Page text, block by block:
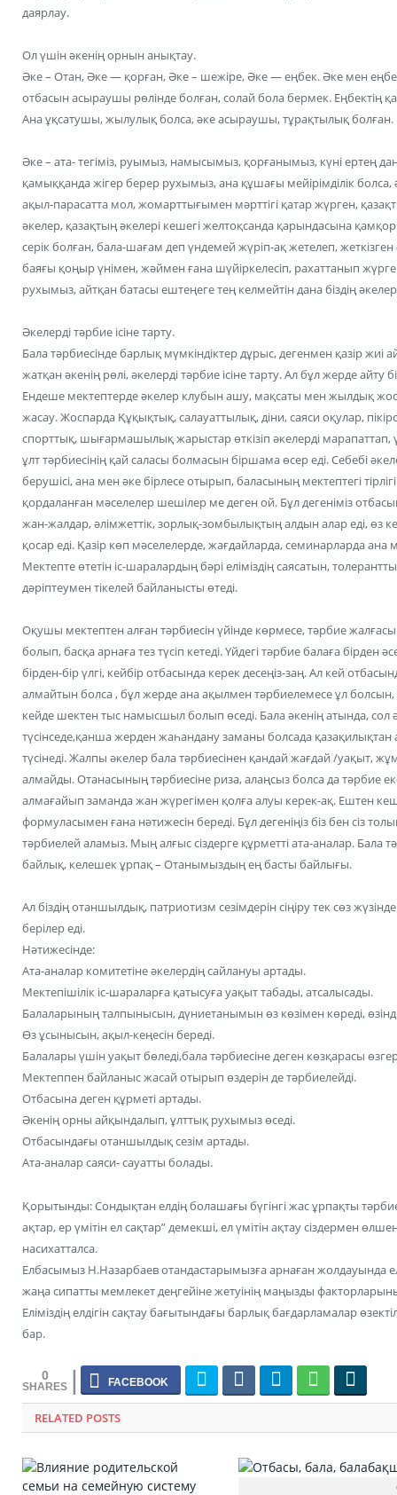
даярлау.
Ол үшін әкенің орнын анықтау.
Әке – Отан, Әке — қорған, Әке – шежіре, Әке — еңбек. Әке мен
отбасын асыраушы рөлінде болған, солай бола бермек. Еңбектің
Ана ұқсатушы, жылулық болса, әке асыраушы, тұрақтылық болған.
Әке – ата- тегіміз, руымыз, намысымыз, қорғанымыз, күні ертең
қамыққанда жігер берер рухымыз, ана құшағы мейірімділік
ақыл-парасатта мол, жомарттығымен мәрттігі қатар жүрген,
әкелер, қазақтың әкелері кешегі желтоқсанда қарындасына
серік болған, бала-шағам деп үндемей жүріп-ақ жетелеп,
баяғы қоңыр үнімен, жәймен ғана шүйіркелесіп, рахаттанып
рухымыз, айтқан батасы ештеңеге тең келмейтін дана біздің
Әкелерді тәрбие ісіне тарту.
Бала тәрбиесінде барлық мүмкіндіктер дұрыс, дегенмен қазір
жатқан әкенің рөлі, әкелерді тәрбие ісіне тарту. Ал бұл жерде айту
Ендеше мектептерде әкелер клубын ашу, мақсаты мен жылдық
жасау. Жоспарда Құқықтық, салауаттылық, діни, саяси оқулар,
спорттық, шығармашылық жарыстар өткізіп әкелерді марапаттап,
ұлт тәрбиесінің қай саласы болмасын біршама өсер еді. Себебі
берушісі, ана мен әке бірлесе отырып, баласының мектептегі
қордаланған мәселелер шешілер ме деген ой. Бұл дегеніміз
жан-жалдар, әлімжеттік, зорлық-зомбылықтың алдын алар еді, өз
қосар еді. Қазір көп мәселелерде, жағдайларда, семинарларда ана
Мектепте өтетін іс-шаралардың бәрі еліміздің саясатын,
дәріптеумен тікелей байланысты өтеді.
Оқушы мектептен алған тәрбиесін үйінде көрмесе, тәрбие
болып, басқа арнаға тез түсіп кетеді. Үйдегі тәрбие балаға бірден
бірден-бір үлгі, кейбір отбасында керек десеңіз-заң. Ал кей
алмайтын болса , бұл жерде ана ақылмен тәрбиелемесе ұл болсын,
кейде шектен тыс намысшыл болып өседі. Бала әкенің атында, сол
түсінседе,қанша жерден жаһандану заманы болсада
түсінеді. Жалпы әкелер бала тәрбиесінен қандай жағдай /уақыт,
алмайды. Отанасының тәрбиесіне риза, алаңсыз болса да тәрбие
алмағайып заманда жан жүрегімен қолға алуы керек-ақ. Ештен
формуласымен ғана нәтижесін береді. Бұл дегеніңіз біз бен сіз
тәрбиелей аламыз. Мың алғыс сіздерге құрметті ата-аналар. Бала
байлық, келешек ұрпақ – Отанымыздың ең басты байлығы.
Ал біздің отаншылдық, патриотизм сезімдерін сіңіру тек сөз
берілер еді.
Нәтижесінде:
Ата-аналар комитетіне әкелердің сайлануы артады.
Мектепішілік іс-шараларға қатысуға уақыт табады, атсалысады.
Балаларының талпынысын, дүниетанымын өз көзімен көреді,
Өз ұсынысын, ақыл-кеңесін береді.
Балалары үшін уақыт бөледі,бала тәрбиесіне деген көзқарасы
Мектеппен байланыс жасай отырып өздерін де тәрбиелейді.
Отбасына деген құрметі артады.
Әкенің орны айқындалып, ұлттық рухымыз өседі.
Отбасындағы отаншылдық сезім артады.
Ата-аналар саяси- сауатты болады.
Қорытынды: Сондықтан елдің болашағы бүгінгі жас ұрпақты
ақтар, ер үмітін ел сақтар” демекші, ел үмітін ақтау сіздермен
насихатталса.
Елбасымыз Н.Назарбаев отандастарымызға арнаған жолдауында
жаңа сипатты мемлекет деңгейіне жетуінің маңызды
Еліміздің елдігін сақтау бағытындағы барлық бағдарламалар
бар.
0
RELATED POSTS